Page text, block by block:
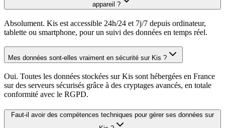
appareil ?
Absolument. Kis est accessible 24h/24 et 7j/7 depuis ordinateur,
tablette ou smartphone, pour un suivi des données en temps réel.
Mes données sont-elles vraiment en sécurité sur Kis ?
Oui. Toutes les données stockées sur Kis sont hébergées en France
sur des serveurs sécurisés grâce à des cryptages avancés, en totale
conformité avec le RGPD.
Faut-il avoir des compétences techniques pour gérer ses données sur